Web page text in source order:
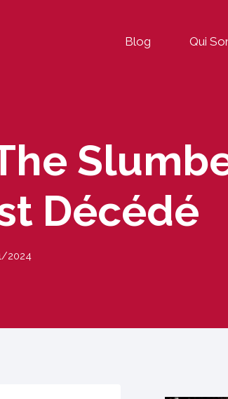
Blog Qui
Décédé
2024